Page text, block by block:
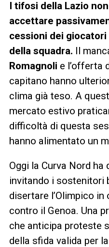
I tifosi della Lazio
accettare
cessioni dei
della squadra. Il
Romagnoli e l’offerta
capitano hanno
clima già teso. A
mercato estivo
difficoltà di questa
hanno alimentato un
Oggi la Curva Nord
invitando i sostenitori
disertare l’Olimpico
contro il Genoa. Una
che anticipa proteste
della sfida valida per